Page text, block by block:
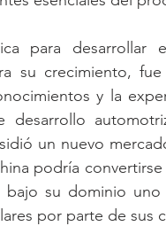
para desarrollar
su crecimiento,
y la
desarrollo
un nuevo
podría
su dominio
por parte de sus